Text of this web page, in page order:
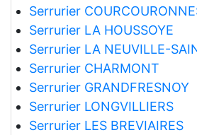
Serrurier
Serrurier LA HOUSSOYE
Serrurier LA NEUVILLE-
Serrurier CHARMONT
Serrurier GRANDFRESNOY
Serrurier LONGVILLIERS
Serrurier LES BREVIAIRES